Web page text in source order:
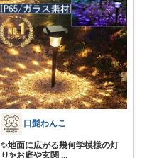
口髭わんこ
✨地面に広がる幾何学模様の灯
り✨お庭や玄関 ...